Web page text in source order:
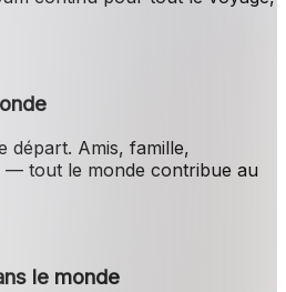
départ. Amis, famille,
— tout le monde contribue au
le monde